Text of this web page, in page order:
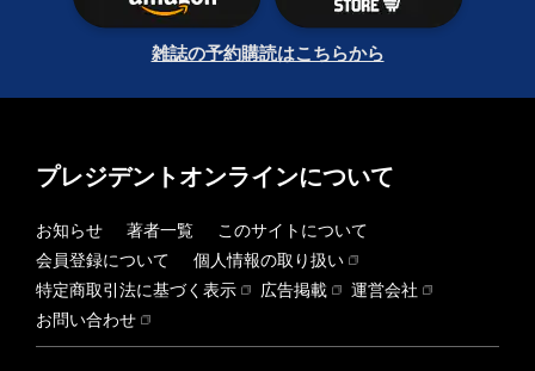
雑誌の予約購読はこちらから
プレジデントオンラインについて
お知らせ 著者一覧
このサイトについて
会員登録について
個人情報の取り扱い
特定商取引法に基づく表示
広告掲載
運営会社
お問い合わせ